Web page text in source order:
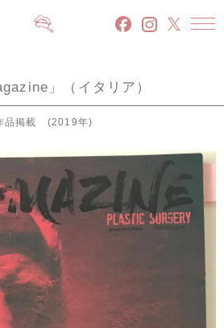
facebookINSTAGRAM
」（イタリア）
品掲載 (2019年)